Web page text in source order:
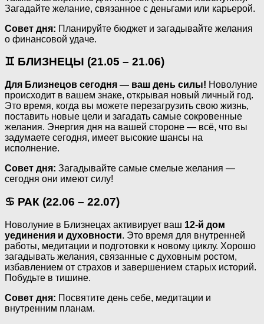
Загадайте желание, связанное с деньгами или карьерой.
Совет дня: Планируйте бюджет и загадывайте желания
о финансовой удаче.
♊ БЛИЗНЕЦЫ (21.05 – 21.06)
Для Близнецов сегодня — ваш день силы! Новолуние
происходит в вашем знаке, открывая новый личный год.
Это время, когда вы можете перезагрузить свою жизнь,
поставить новые цели и загадать самые сокровенные
желания. Энергия дня на вашей стороне — всё, что вы
задумаете сегодня, имеет высокие шансы на
исполнение.
Совет дня: Загадывайте самые смелые желания —
сегодня они имеют силу!
♋ РАК (22.06 – 22.07)
Новолуние в Близнецах активирует ваш 12-й дом
уединения и духовности. Это время для внутренней
работы, медитации и подготовки к новому циклу. Хорошо
загадывать желания, связанные с духовным ростом,
избавлением от страхов и завершением старых историй.
Побудьте в тишине.
Совет дня: Посвятите день себе, медитации и
внутренним планам.